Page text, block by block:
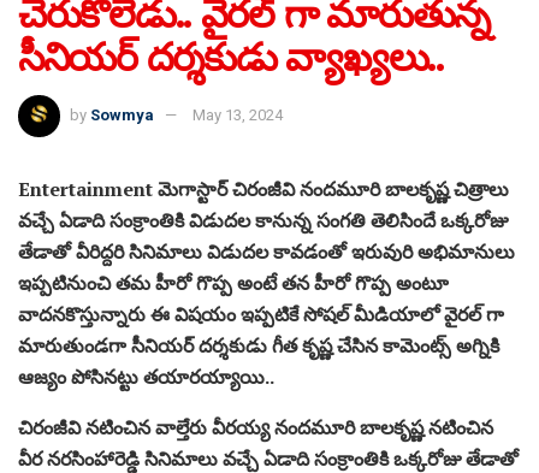
చేరుకోలేడు.. వైరల్ గా మారుతున్న
సీనియర్ దర్శకుడు వ్యాఖ్యలు..
by Sowmya May 13, 2024
Entertainment మెగాస్టార్ చిరంజీవి నందమూరి బాలకృష్ణ చిత్రాలు
వచ్చే ఏడాది సంక్రాంతికి విడుదల కానున్న సంగతి తెలిసిందే ఒక్కరోజు
తేడాతో వీరిద్దరి సినిమాలు విడుదల కావడంతో ఇరువురి అభిమానులు
ఇప్పటినుంచి తమ హీరో గొప్ప అంటే తన హీరో గొప్ప అంటూ
వాదనకొస్తున్నారు ఈ విషయం ఇప్పటికే సోషల్ మీడియాలో వైరల్ గా
మారుతుండగా సీనియర్ దర్శకుడు గీత కృష్ణ చేసిన కామెంట్స్ అగ్నికి
ఆజ్యం పోసినట్టు తయారయ్యాయి..
చిరంజీవి నటించిన వాల్తేరు వీరయ్య నందమూరి బాలకృష్ణ నటించిన
వీర నరసింహారెడ్డి సినిమాలు వచ్చే ఏడాది సంక్రాంతికి ఒక్కరోజు తేడాతో